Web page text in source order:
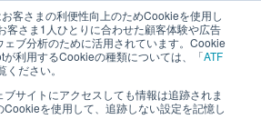
客さまの利便性向上のためCookieを使用し
客さま1人ひとりに合わせた顧客体験や広告
ェブ分析のために活用されています。Cookie
利用するCookieの種類については、「ATF
ください。
サイトにアクセスしても情報は追跡されま
を使用して、追跡しない設定を記憶し
制作事業部 コンサルティングFIRM